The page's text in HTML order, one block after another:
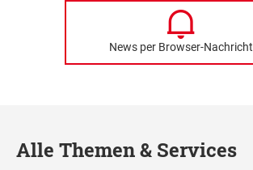
News per Browser-Nachricht
Alle Themen & Services